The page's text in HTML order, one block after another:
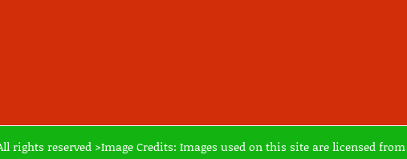
rights reserved >Image Credits: Images used on this site are licensed